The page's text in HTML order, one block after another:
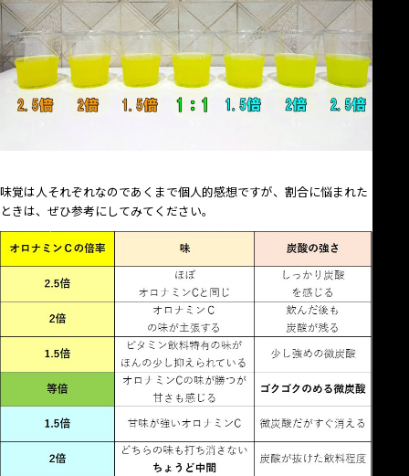
味覚は人それぞれなのであくまで個人的感想ですが、割合に悩まれた
ときは、ぜひ参考にしてみてください。